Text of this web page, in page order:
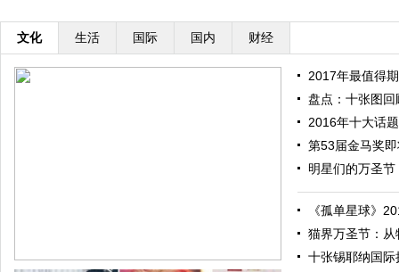
文化 生活 国际 国内 财经
2017年最值得
盘点：十张图
2016年十大话
第53届金马奖
明星们的万圣
《孤单星球》
猫界万圣节：
十张锡耶纳国